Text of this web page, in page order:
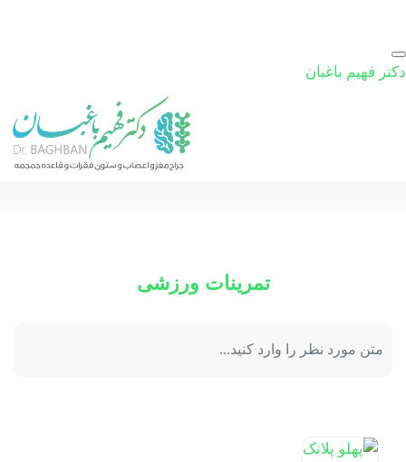
دکتر فهیم باغبان
تمرینات ورزشی